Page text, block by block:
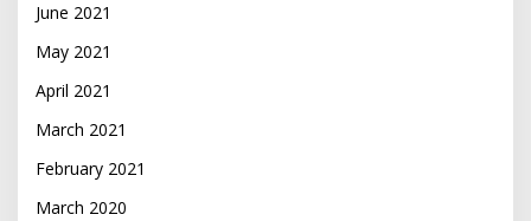
June 2021
May 2021
April 2021
March 2021
February 2021
March 2020